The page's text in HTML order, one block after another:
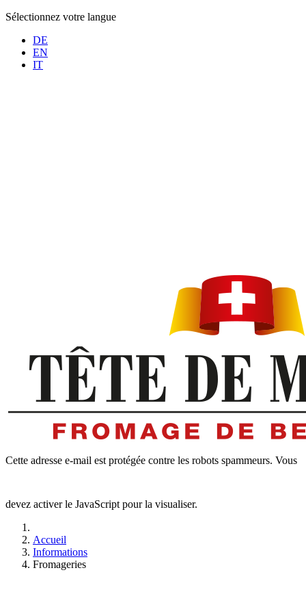
Sélectionnez votre langue
DE
EN
IT
Cette adresse e-mail est protégée contre les robots spammeurs. Vous
devez activer le JavaScript pour la visualiser.
Accueil
Informations
Fromageries